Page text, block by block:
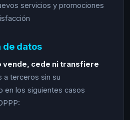
servicios y promociones
datos
vende, cede ni transfiere
a terceros sin su
en los siguientes casos